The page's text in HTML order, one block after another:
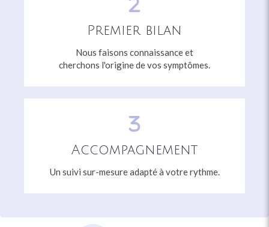
Premier bilan
Nous faisons connaissance et
cherchons l'origine de vos symptômes.
Accompagnement
Un suivi sur-mesure adapté à votre rythme.